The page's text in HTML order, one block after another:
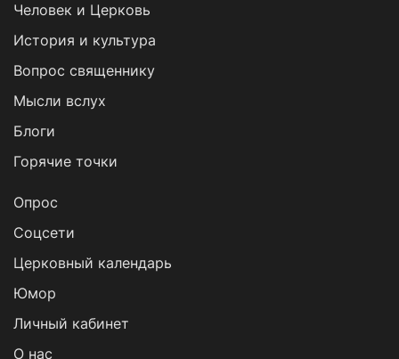
Человек и Церковь
История и культура
Вопрос священнику
Мысли вслух
Блоги
Горячие точки
Опрос
Cоцсети
Церковный календарь
Юмор
Личный кабинет
О нас